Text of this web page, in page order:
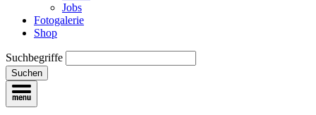
Jobs
Fotogalerie
Shop
Suchbegriffe
Suchen